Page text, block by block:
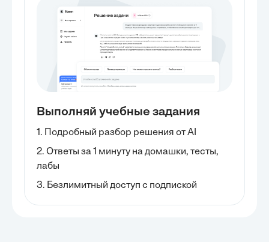
Выполняй учебные задания
1. Подробный разбор решения от AI
2. Ответы за 1 минуту на домашки, тесты,
лабы
3. Безлимитный доступ с подпиской